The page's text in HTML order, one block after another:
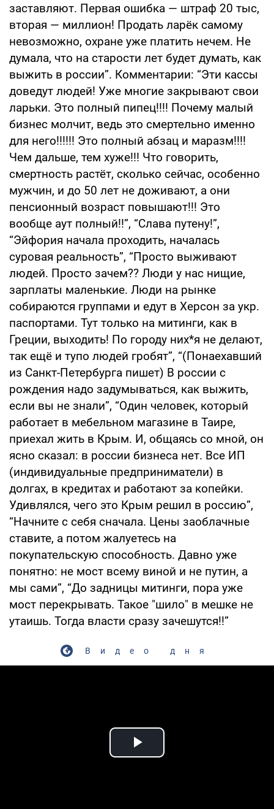
заставляют. Первая ошибка — штраф 20 тыс,
вторая — миллион! Продать ларёк самому
невозможно, охране уже платить нечем. Не
думала, что на старости лет будет думать, как
выжить в россии”. Комментарии: “Эти кассы
доведут людей! Уже многие закрывают свои
ларьки. Это полный пипец!!!! Почему малый
бизнес молчит, ведь это смертельно именно
для него!!!!!! Это полный абзац и маразм!!!!
Чем дальше, тем хуже!!! Что говорить,
смертность растёт, сколько сейчас, особенно
мужчин, и до 50 лет не доживают, а они
пенсионный возраст повышают!!! Это
вообще аут полный!!”, “Слава путену!”,
“Эйфория начала проходить, началась
суровая реальность”, “Просто выживают
людей. Просто зачем?? Люди у нас нищие,
зарплаты маленькие. Люди на рынке
собираются группами и едут в Херсон за укр.
паспортами. Тут только на митинги, как в
Греции, выходить! По городу них*я не делают,
так ещё и тупо людей гробят”, “(Понаехавший
из Санкт-Петербурга пишет) В россии с
рождения надо задумываться, как выжить,
если вы не знали”, “Один человек, который
работает в мебельном магазине в Таире,
приехал жить в Крым. И, общаясь со мной, он
ясно сказал: в россии бизнеса нет. Все ИП
(индивидуальные предприниматели) в
долгах, в кредитах и работают за копейки.
Удивлялся, чего это Крым решил в россию”,
“Начните с себя сначала. Цены заоблачные
ставите, а потом жалуетесь на
покупательскую способность. Давно уже
понятно: не мост всему виной и не путин, а
мы сами”, “До задницы митинги, пора уже
мост перекрывать. Такое "шило" в мешке не
утаишь. Тогда власти сразу зачешутся!!”
Видео дня
Play Video